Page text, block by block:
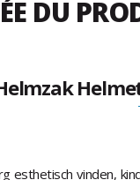
DU
esthetisch vinden,